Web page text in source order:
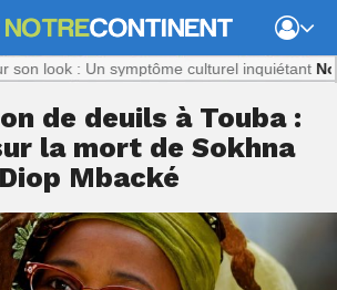
: Un symptôme culturel inquiétant
de deuils à Touba :
la mort de Sokhna
Diop Mbacké